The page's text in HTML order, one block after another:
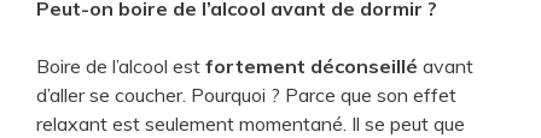
Peut-on boire de l’alcool avant de dormir ?
Boire de l’alcool est fortement déconseillé avant
d’aller se coucher. Pourquoi ? Parce que son effet
relaxant est seulement momentané. Il se peut que